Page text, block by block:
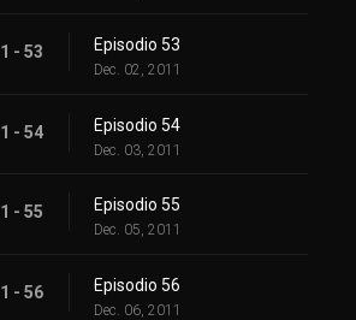
1 - 53 Episodio 53
Dec. 02, 2011
1 - 54 Episodio 54
Dec. 03, 2011
1 - 55 Episodio 55
Dec. 05, 2011
1 - 56 Episodio 56
Dec. 06, 2011